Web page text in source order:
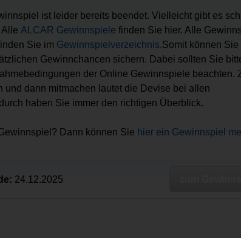
ist leider bereits beendet. Vielleicht gibt es
ALCAR Gewinnspiele finden Sie hier. Alle
Sie im Gewinnspielverzeichnis.Somit können Sie
Gewinnchancen sichern. Dabei sollten Sie
der Online Gewinnspiele beachten.
und dann mitmachen lautet die Devise bei allen
haben Sie immer den richtigen Überblick.
Dann können Sie hier ein Gewinnspiel
24.12.2025